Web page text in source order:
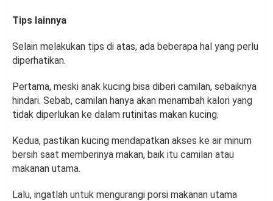
Tips lainnya
Selain melakukan tips di atas, ada beberapa hal yang perlu
diperhatikan.
Pertama, meski anak kucing bisa diberi camilan, sebaiknya
hindari. Sebab, camilan hanya akan menambah kalori yang
tidak diperlukan ke dalam rutinitas makan kucing.
Kedua, pastikan kucing mendapatkan akses ke air minum
bersih saat memberinya makan, baik itu camilan atau
makanan utama.
Lalu, ingatlah untuk mengurangi porsi makanan utama